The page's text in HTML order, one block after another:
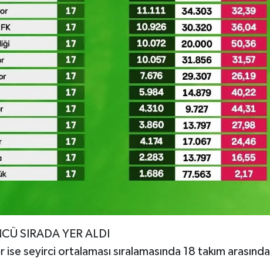
SIRADA YER ALDI
seyirci ortalaması sıralamasında 18 takım arasında